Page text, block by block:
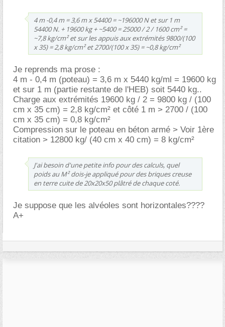
4 m -0,4 m = 3,6 m x 54400 = ~196000 N et sur 1 m
54400 N. + 19600 kg + ~5400 = 25000 / 2 / 1600 cm² =
~7,8 kg/cm² et sur les appuis aux extrémités 9800/(100
x 35) = 2,8 kg/cm² et 2700/(100 x 35) = ~0,8 kg/cm²
Je reprends ma prose :
4 m - 0,4 m (poteau) = 3,6 m x 5440 kg/ml = 19600 kg
et sur 1 m (partie restante de l'HEB) soit 5440 kg..
Charge aux extrémités 19600 kg / 2 = 9800 kg / (100
cm x 35 cm) = 2,8 kg/cm² et côté 1 m > 2700 / (100
cm x 35 cm) = 0,8 kg/cm²
Compression sur le poteau en béton armé > Voir 1ère
citation > 12800 kg/ (40 cm x 40 cm) = 8 kg/cm²
J'ai besoin d'une petite info pour des calculs, quel
poids au M² dois-je appliqué pour des briques creuse
en terre cuite de 20x20x50 plâtré de chaque coté.
Je suppose que les alvéoles sont horizontales????
A+